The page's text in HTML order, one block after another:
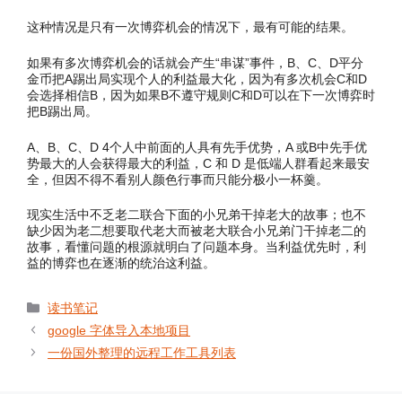
这种情况是只有一次博弈机会的情况下，最有可能的结果。
如果有多次博弈机会的话就会产生“串谋”事件，B、C、D平分
金币把A踢出局实现个人的利益最大化，因为有多次机会C和D
会选择相信B，因为如果B不遵守规则C和D可以在下一次博弈时
把B踢出局。
A、B、C、D 4个人中前面的人具有先手优势，A 或B中先手优
势最大的人会获得最大的利益，C 和 D 是低端人群看起来最安
全，但因不得不看别人颜色行事而只能分极小一杯羹。
现实生活中不乏老二联合下面的小兄弟干掉老大的故事；也不
缺少因为老二想要取代老大而被老大联合小兄弟门干掉老二的
故事，看懂问题的根源就明白了问题本身。当利益优先时，利
益的博弈也在逐渐的统治这利益。
分
读书笔记
google 字体导入本地项目
一份国外整理的远程工作工具列表